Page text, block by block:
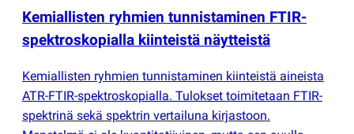
Kemiallisten ryhmien tunnistaminen FTIR-
spektroskopialla kiinteistä näytteistä
Kemiallisten ryhmien tunnistaminen kiinteistä aineista
ATR-FTIR-spektroskopialla. Tulokset toimitetaan FTIR-
spektrinä sekä spektrin vertailuna kirjastoon.